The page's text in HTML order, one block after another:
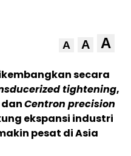
A A A
secara
tightening,
danCentron precision
ekspansi industri
pesat di Asia